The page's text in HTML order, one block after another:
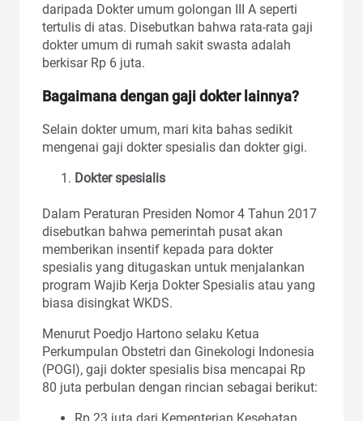
daripada Dokter umum golongan III A seperti
tertulis di atas. Disebutkan bahwa rata-rata gaji
dokter umum di rumah sakit swasta adalah
berkisar Rp 6 juta.
Bagaimana dengangaji dokterlainnya?
Selain dokter umum, mari kita bahas sedikit
mengenai gaji dokter spesialis dan dokter gigi.
Dokter spesialis
Dalam Peraturan Presiden Nomor 4 Tahun 2017
disebutkan bahwa pemerintah pusat akan
memberikan insentif kepada para dokter
spesialis yang ditugaskan untuk menjalankan
program Wajib Kerja Dokter Spesialis atau yang
biasa disingkat WKDS.
Menurut Poedjo Hartono selaku Ketua
Perkumpulan Obstetri dan Ginekologi Indonesia
(POGI), gaji dokter spesialis bisa mencapai Rp
80 juta perbulan dengan rincian sebagai berikut: